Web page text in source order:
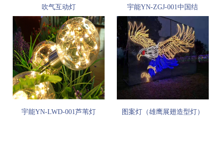
吹气互动灯 宇能YN-ZGJ-001中国结
宇能YN-LWD-001芦苇灯 图案灯（雄鹰展翅造型灯）